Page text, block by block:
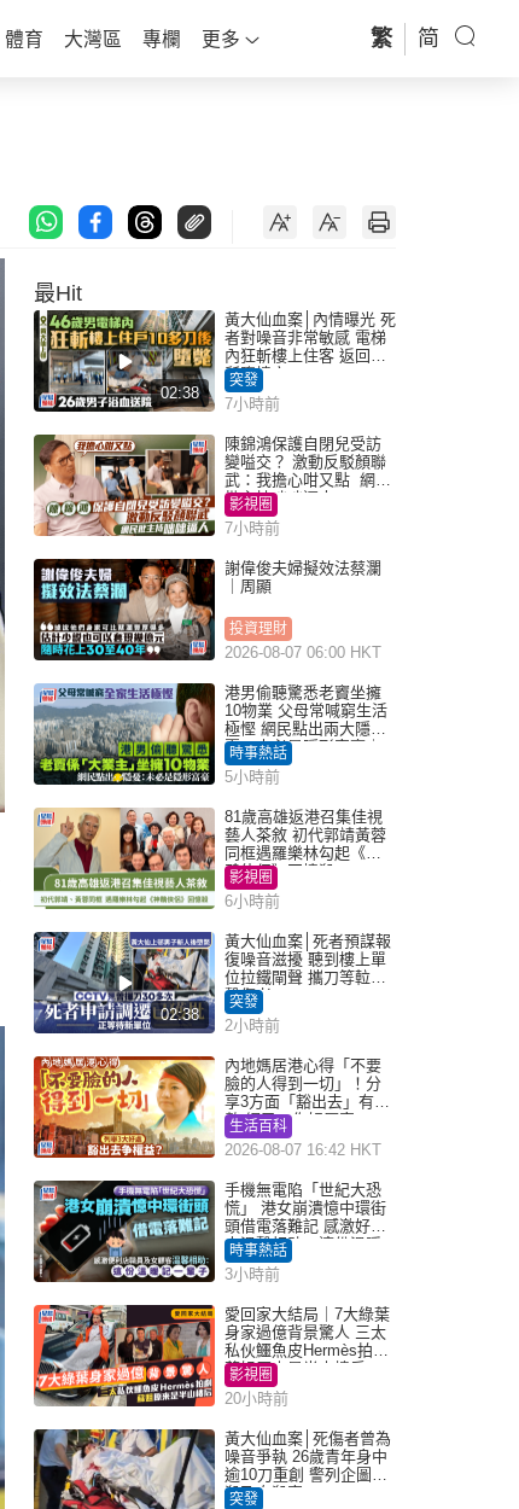
體育 大灣區 專欄 更多 繁 简
最Hit
02:38
黃大仙血案│內情曝光 死
者對噪音非常敏感 電梯
內狂斬樓上住客 返回住
所墮樓亡
突發
7小時前
陳錦鴻保護自閉兒受訪
變嗌交？ 激動反駁顏聯
武：我擔心咁又點 網民
批主持咄咄逼人
影視圈
7小時前
謝偉俊夫婦擬效法蔡瀾
｜周顯
投資理財
2026-08-07 06:00 HKT
港男偷聽驚悉老竇坐擁
10物業 父母常喊窮生活
極慳 網民點出兩大隱
憂：未必是隱形富豪｜
Juicy叮
時事熱話
5小時前
81歲高雄返港召集佳視
藝人茶敘 初代郭靖黃蓉
同框遇羅樂林勾起《神
鵰俠侶》回憶殺
影視圈
6小時前
02:38
黃大仙血案│死者預謀報
復噪音滋擾 聽到樓上單
位拉鐵閘聲 攜刀等𨋢伏
擊傷者
突發
2小時前
內地媽居港心得「不要
臉的人得到一切」！分
享3方面「豁出去」有著
數 網民：你好厲害
生活百科
2026-08-07 16:42 HKT
手機無電陷「世紀大恐
慌」 港女崩潰憶中環街
頭借電落難記 感激好心
人溫馨相助：這份溫暖
記一輩子｜Juicy叮
時事熱話
3小時前
愛回家大結局｜7大綠葉
身家過億背景驚人 三太
私伙鱷魚皮Hermès拍劇
蘇姐原來是半山樓后
影視圈
20小時前
黃大仙血案│死傷者曾為
噪音爭執 26歲青年身中
逾10刀重創 警列企圖謀
殺及自殺案
突發